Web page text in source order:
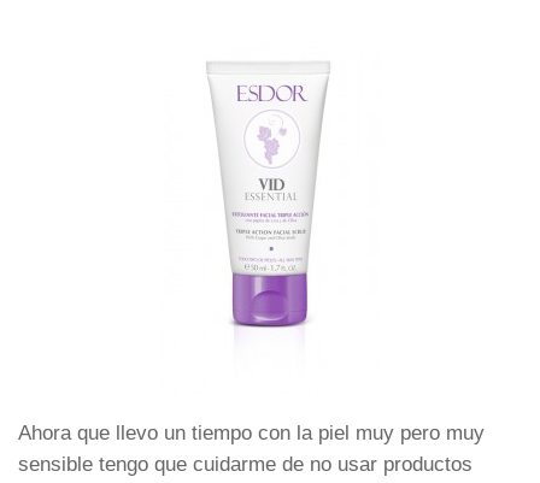
Ahora que llevo un tiempo con la piel muy pero muy
sensible tengo que cuidarme de no usar productos